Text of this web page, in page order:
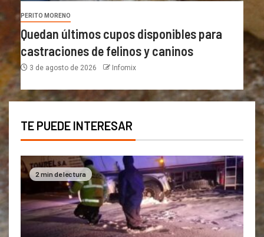
PERITO MORENO
Quedan últimos cupos disponibles para
castraciones de felinos y caninos
3 de agosto de 2026 Infomix
TE PUEDE INTERESAR
2 min de lectura